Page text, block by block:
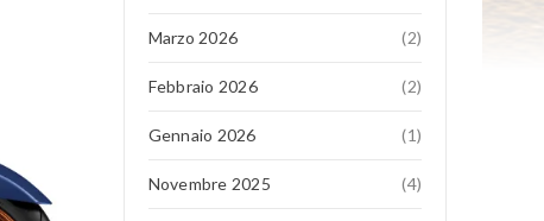
Marzo 2026 (2)
Febbraio 2026 (2)
Gennaio 2026 (1)
Novembre 2025 (4)